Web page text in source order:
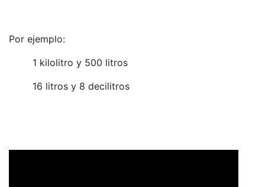
Por ejemplo:
1 kilolitro y 500 litros
16 litros y 8 decilitros